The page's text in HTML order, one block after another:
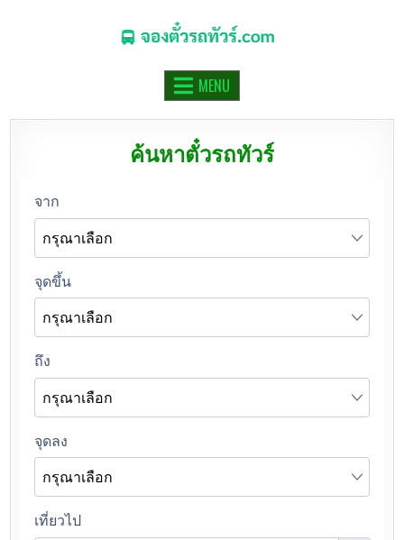
จองตั๋วรถทัวร์.COM
MENU
ค้นหาตั๋วรถทัวร์